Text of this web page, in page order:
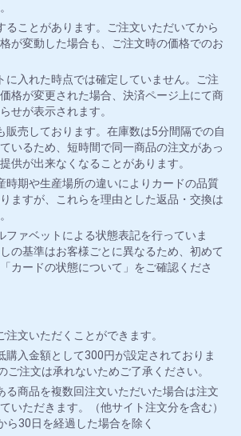
ることがあります。ご注文いただいてから
が変動した場合も、ご注文時の価格でのお
に入れた時点では確定していません。ご注
格が変更された場合、決済ページ上にて商
せが表示されます。
販売しております。在庫数は5分間隔での自
いるため、短時間で同一商品の注文があっ
供が出来なくなることがあります。
時期や生産場所の違いによりカードの品質
ますが、これらを理由とした返品・交換は
ファベットによる状態表記を行っていま
の基準はお客様ごとに異なるため、初めて
カードの状態について」をご確認くださ
文いただくことができます。
購入金額として300円が設定されておりま
ご注文は承れないためご了承ください。
る商品を複数回注文いただいた場合は注文
いただきます。（他サイト注文分を含む）
ら30日を経過した場合を除く